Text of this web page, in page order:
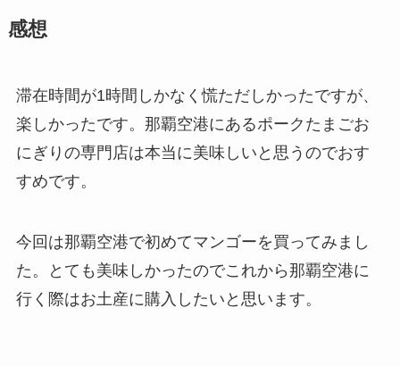
感想
滞在時間が1時間しかなく慌ただしかったですが、
楽しかったです。那覇空港にあるポークたまごお
にぎりの専門店は本当に美味しいと思うのでおす
すめです。
今回は那覇空港で初めてマンゴーを買ってみまし
た。とても美味しかったのでこれから那覇空港に
行く際はお土産に購入したいと思います。